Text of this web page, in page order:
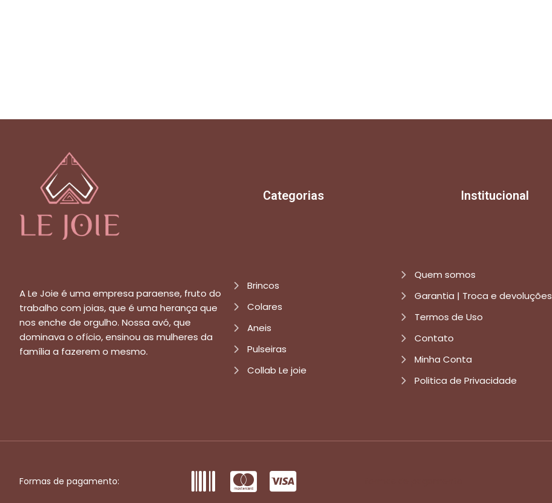
Categorias Institucional
A Le Joie é uma empresa paraense, fruto do
trabalho com joias, que é uma herança que
nos enche de orgulho. Nossa avó, que
dominava o ofício, ensinou as mulheres da
família a fazerem o mesmo.
Brincos
Colares
Aneis
Pulseiras
Collab Le joie
Quem somos
Garantia | Troca e devoluções
Termos de Uso
Contato
Minha Conta
Politica de Privacidade
Formas de pagamento: